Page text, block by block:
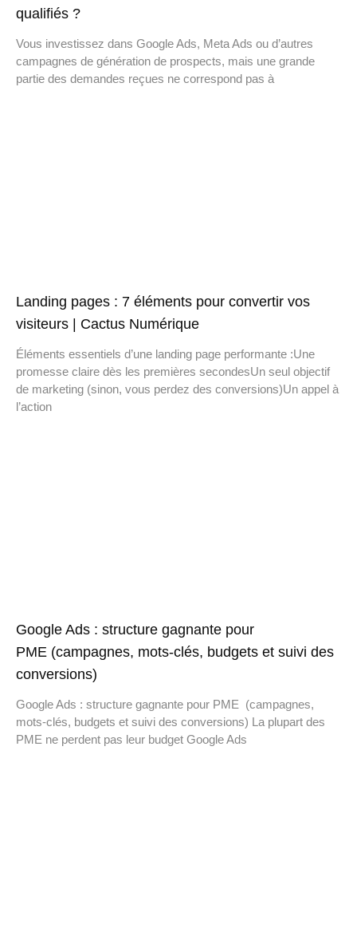
qualifiés ?
Vous investissez dans Google Ads, Meta Ads ou d’autres
campagnes de génération de prospects, mais une grande
partie des demandes reçues ne correspond pas à
Landing pages : 7 éléments pour convertir vos
visiteurs | Cactus Numérique
Éléments essentiels d’une landing page performante :Une
promesse claire dès les premières secondesUn seul objectif
de marketing (sinon, vous perdez des conversions)Un appel à
l’action
Google Ads : structure gagnante pour
PME (campagnes, mots-clés, budgets et suivi des
conversions)
Google Ads : structure gagnante pour PME (campagnes,
mots-clés, budgets et suivi des conversions) La plupart des
PME ne perdent pas leur budget Google Ads